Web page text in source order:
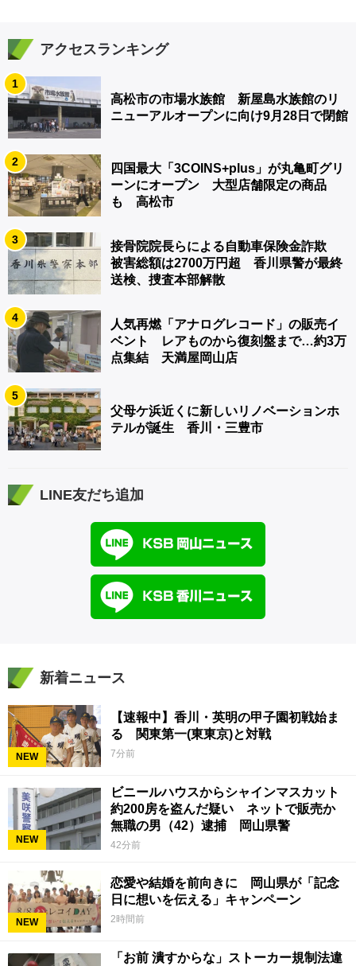
アクセスランキング
1
高松市の市場水族館 新屋島水族館のリ
ニューアルオープンに向け9月28日で閉館
2
四国最大「3COINS+plus」が丸亀町グリ
ーンにオープン 大型店舗限定の商品
も 高松市
3
接骨院院長らによる自動車保険金詐欺
被害総額は2700万円超 香川県警が最終
送検、捜査本部解散
4
人気再燃「アナログレコード」の販売イ
ベント レアものから復刻盤まで…約3万
点集結 天満屋岡山店
5
父母ケ浜近くに新しいリノベーションホ
テルが誕生 香川・三豊市
LINE友だち追加
新着ニュース
NEW
【速報中】香川・英明の甲子園初戦始ま
る 関東第一(東東京)と対戦
7分前
NEW
ビニールハウスからシャインマスカット
約200房を盗んだ疑い ネットで販売か
無職の男（42）逮捕 岡山県警
42分前
NEW
恋愛や結婚を前向きに 岡山県が「記念
日に想いを伝える」キャンペーン
2時間前
「お前 潰すからな」ストーカー規制法違